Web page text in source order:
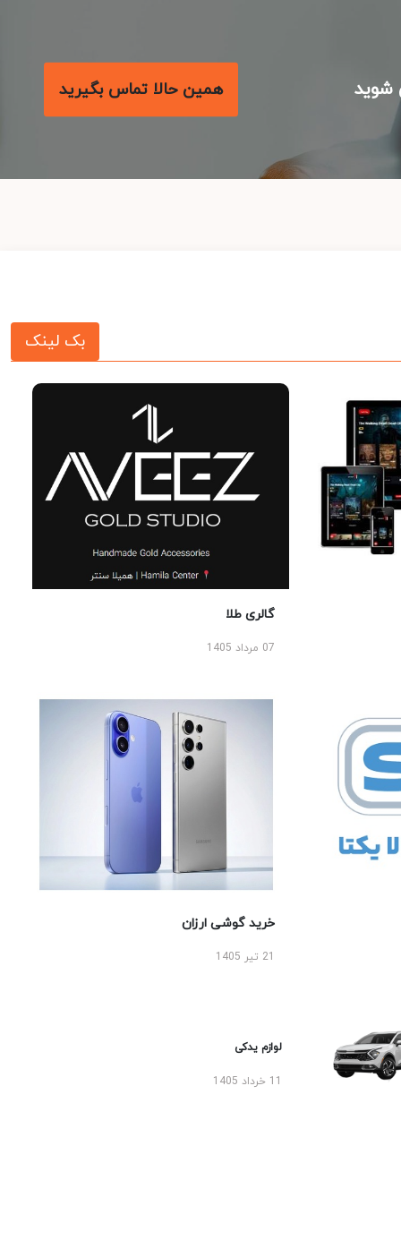
همین حالا تماس بگیرید
بک لینک
گالری طلا
07 مرداد 1405
خرید گوشی ارزان
لوازم یدکی